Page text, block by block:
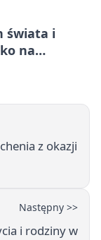
świata i
na
z okazji
Następny >>
i rodziny w